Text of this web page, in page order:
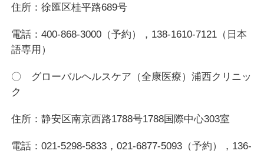
住所：徐匯区桂平路689号
電話：400-868-3000（予約），138-1610-7121（日本
語専用）
〇 グローバルヘルスケア（全康医療）浦西クリニッ
ク
住所：静安区南京西路1788号1788国際中心303室
電話：021-5298-5833，021-6877-5093（予約），136-